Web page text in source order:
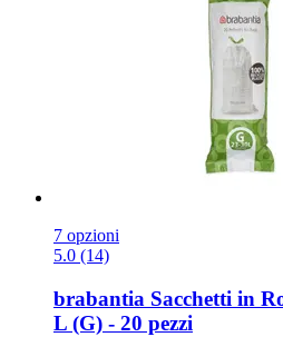
7 opzioni
5.0 (14)
brabantia Sacchetti in
L (G) -​ 20 pezzi